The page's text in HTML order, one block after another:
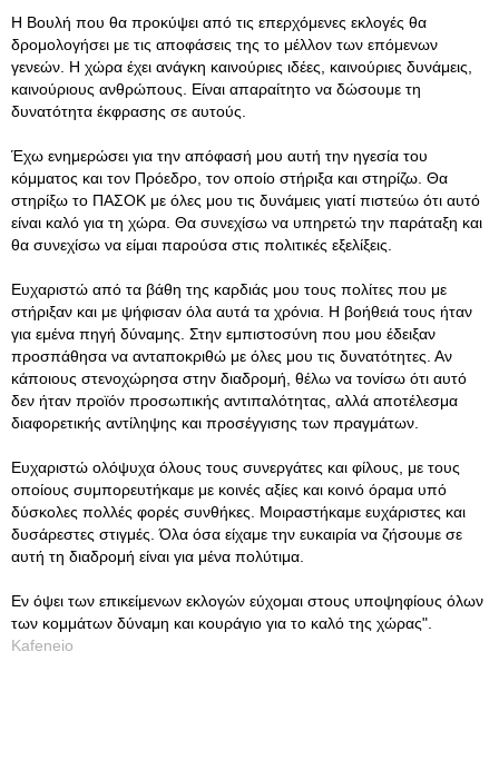
Η Βουλή που θα προκύψει από τις επερχόμενες εκλογές θα
δρομολογήσει με τις αποφάσεις της το μέλλον των επόμενων
γενεών. Η χώρα έχει ανάγκη καινούριες ιδέες, καινούριες δυνάμεις,
καινούριους ανθρώπους. Είναι απαραίτητο να δώσουμε τη
δυνατότητα έκφρασης σε αυτούς.
Έχω ενημερώσει για την απόφασή μου αυτή την ηγεσία του
κόμματος και τον Πρόεδρο, τον οποίο στήριξα και στηρίζω. Θα
στηρίξω το ΠΑΣΟΚ με όλες μου τις δυνάμεις γιατί πιστεύω ότι αυτό
είναι καλό για τη χώρα. Θα συνεχίσω να υπηρετώ την παράταξη και
θα συνεχίσω να είμαι παρούσα στις πολιτικές εξελίξεις.
Ευχαριστώ από τα βάθη της καρδιάς μου τους πολίτες που με
στήριξαν και με ψήφισαν όλα αυτά τα χρόνια. Η βοήθειά τους ήταν
για εμένα πηγή δύναμης. Στην εμπιστοσύνη που μου έδειξαν
προσπάθησα να ανταποκριθώ με όλες μου τις δυνατότητες. Αν
κάποιους στενοχώρησα στην διαδρομή, θέλω να τονίσω ότι αυτό
δεν ήταν προϊόν προσωπικής αντιπαλότητας, αλλά αποτέλεσμα
διαφορετικής αντίληψης και προσέγγισης των πραγμάτων.
Ευχαριστώ ολόψυχα όλους τους συνεργάτες και φίλους, με τους
οποίους συμπορευτήκαμε με κοινές αξίες και κοινό όραμα υπό
δύσκολες πολλές φορές συνθήκες. Μοιραστήκαμε ευχάριστες και
δυσάρεστες στιγμές. Όλα όσα είχαμε την ευκαιρία να ζήσουμε σε
αυτή τη διαδρομή είναι για μένα πολύτιμα.
Εν όψει των επικείμενων εκλογών εύχομαι στους υποψηφίους όλων
των κομμάτων δύναμη και κουράγιο για το καλό της χώρας".
Kafeneio